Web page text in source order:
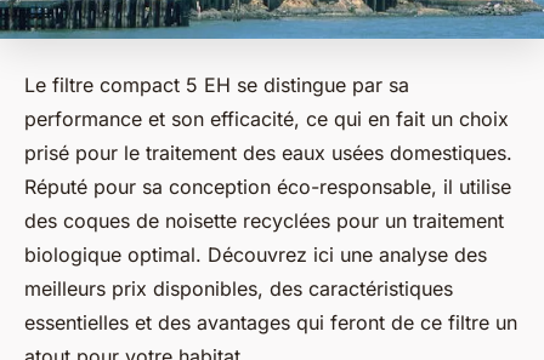
Le filtre compact 5 EH se distingue par sa
performance et son efficacité, ce qui en fait un choix
prisé pour le traitement des eaux usées domestiques.
Réputé pour sa conception éco-responsable, il utilise
des coques de noisette recyclées pour un traitement
biologique optimal. Découvrez ici une analyse des
meilleurs prix disponibles, des caractéristiques
essentielles et des avantages qui feront de ce filtre un